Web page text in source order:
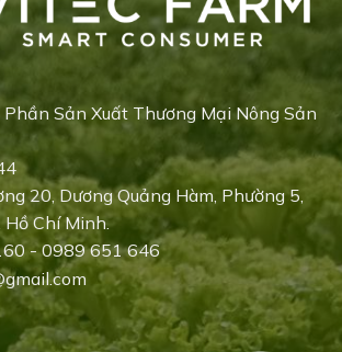
Phần Sản Xuất Thương Mại Nông Sản
20, Dương Quảng Hàm, Phường 5,
Hồ Chí Minh.
- 0989 651 646